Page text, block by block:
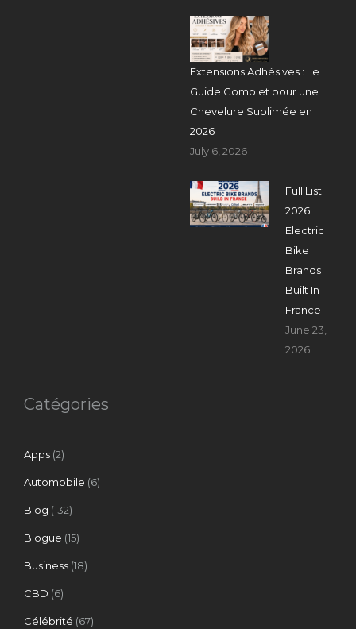
Extensions Adhésives : Le
Guide Complet pour une
Chevelure Sublimée en
2026
July 6, 2026
Full List:
2026
Electric
Bike
Brands
Built In
France
June 23,
2026
Catégories
Apps (2)
Automobile (6)
Blog (132)
Blogue (15)
Business (18)
CBD (6)
Célébrité (67)